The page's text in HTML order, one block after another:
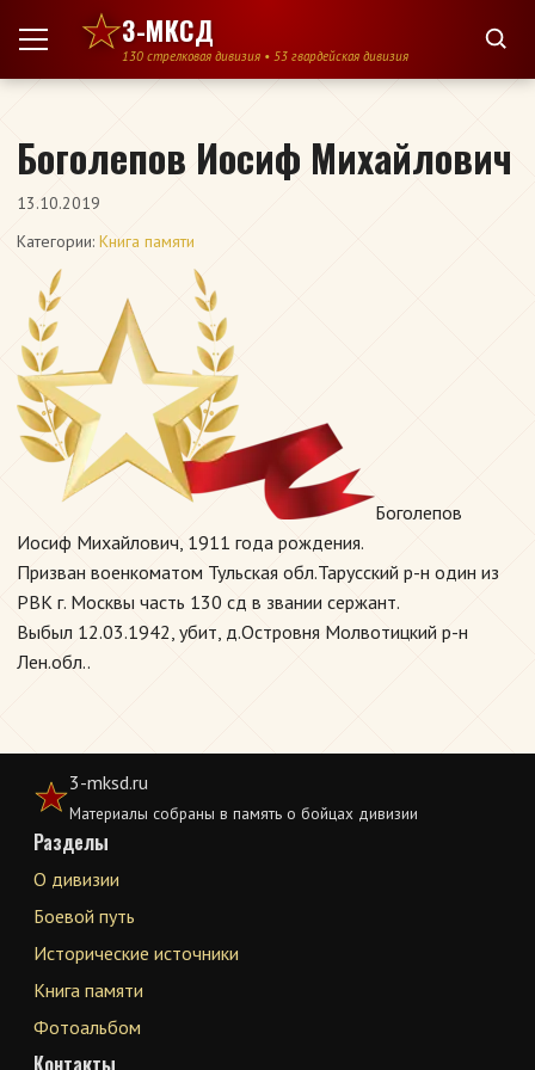
Перейти к содержимому
3-МКСД
130 стрелковая дивизия • 53 гвардейская дивизия
Боголепов Иосиф Михайлович
13.10.2019
Категории: Книга памяти
Боголепов
Иосиф Михайлович, 1911 года рождения.
Призван военкоматом Тульская обл.Тарусский р-н один из
РВК г. Москвы часть 130 сд в звании сержант.
Выбыл 12.03.1942, убит, д.Островня Молвотицкий р-н
Лен.обл..
3-mksd.ru
Материалы собраны в память о бойцах дивизии
Разделы
О дивизии
Боевой путь
Исторические источники
Книга памяти
Фотоальбом
Контакты